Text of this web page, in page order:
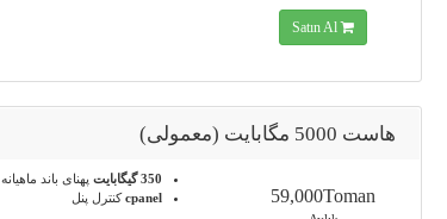
Satın Al
هاست 5000 مگابایت (معمولی)
350 گیگابایت
پهنای باند ماهیانه
cpanelکنترل پنل 59,000Toman